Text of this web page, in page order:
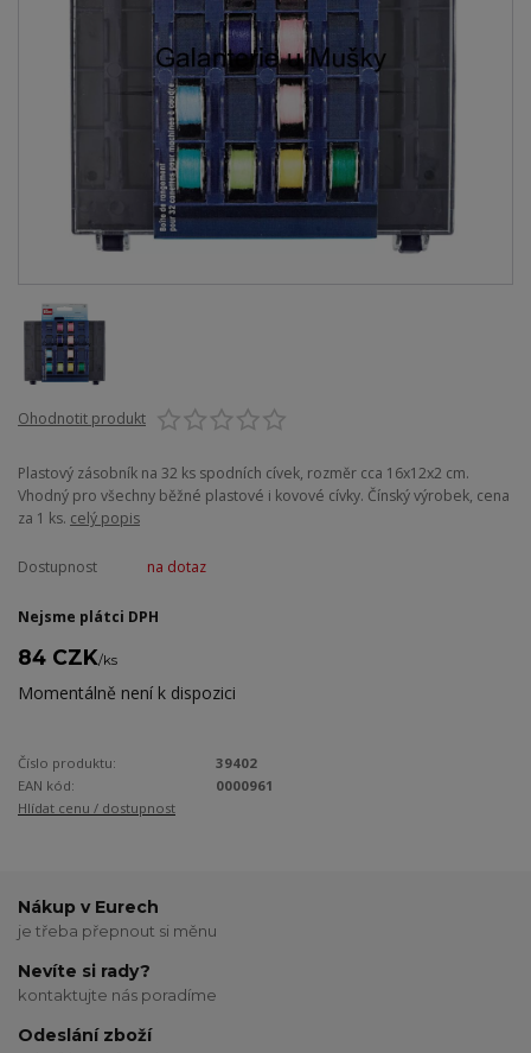
Ohodnotit produkt
Plastový zásobník na 32 ks spodních cívek, rozměr cca 16x12x2 cm.
Vhodný pro všechny běžné plastové i kovové cívky. Čínský výrobek, cena
za 1 ks. celý popis
Dostupnost na dotaz
Nejsme plátci DPH
84 CZK/ks
Momentálně není k dispozici
Číslo produktu:
39402
EAN kód:
0000961
Hlídat cenu / dostupnost
Nákup v Eurech
je třeba přepnout si měnu
Nevíte si rady?
kontaktujte nás poradíme
Odeslání zboží